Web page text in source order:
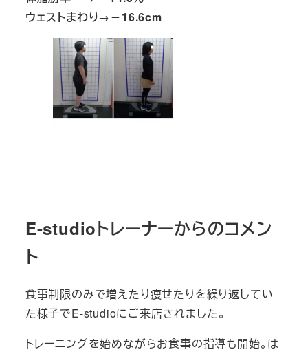
ウェストまわり→－16.6cm
E-studioトレーナーからのコメン
ト
食事制限のみで増えたり痩せたりを繰り返してい
た様子でE-studioにご来店されました。
トレーニングを始めながらお食事の指導も開始。は